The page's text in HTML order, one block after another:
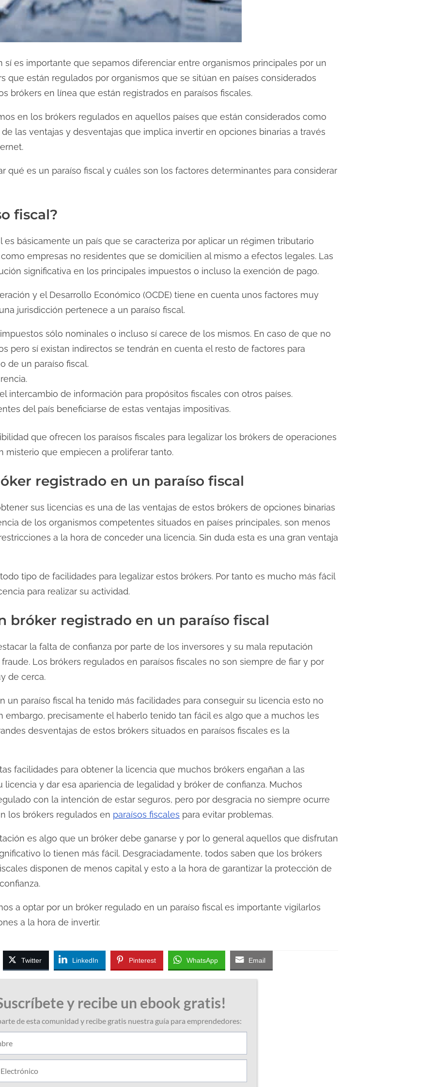
sí es importante que sepamos diferenciar entre organismos principales por un
que están regulados por organismos que se sitúan en países considerados
brókers en línea que están registrados en paraísos fiscales.
en los brókers regulados en aquellos países que están considerados como
las ventajas y desventajas que implica invertir en opciones binarias a través
qué es un paraíso fiscal y cuáles son los factores determinantes para considerar
fiscal?
es básicamente un país que se caracteriza por aplicar un régimen tributario
empresas no residentes que se domicilien al mismo a efectos legales. Las
significativa en los principales impuestos o incluso la exención de pago.
y el Desarrollo Económico (OCDE) tiene en cuenta unos factores muy
jurisdicción pertenece a un paraíso fiscal.
sólo nominales o incluso sí carece de los mismos. En caso de que no
pero sí existan indirectos se tendrán en cuenta el resto de factores para
de un paraíso fiscal.
intercambio de información para propósitos fiscales con otros países.
del país beneficiarse de estas ventajas impositivas.
que ofrecen los paraísos fiscales para legalizar los brókers de operaciones
misterio que empiecen a proliferar tanto.
registrado en un paraíso fiscal
sus licencias es una de las ventajas de estos brókers de opciones binarias
de los organismos competentes situados en países principales, son menos
a la hora de conceder una licencia. Sin duda esta es una gran ventaja
tipo de facilidades para legalizar estos brókers. Por tanto es mucho más fácil
para realizar su actividad.
bróker registrado en un paraíso fiscal
la falta de confianza por parte de los inversores y su mala reputación
Los brókers regulados en paraísos fiscales no son siempre de fiar y por
de cerca.
un paraíso fiscal ha tenido más facilidades para conseguir su licencia esto no
embargo, precisamente el haberlo tenido tan fácil es algo que a muchos les
desventajas de estos brókers situados en paraísos fiscales es la
facilidades para obtener la licencia que muchos brókers engañan a las
licencia y dar esa apariencia de legalidad y bróker de confianza. Muchos
con la intención de estar seguros, pero por desgracia no siempre ocurre
los brókers regulados en paraísos fiscales para evitar problemas.
es algo que un bróker debe ganarse y por lo general aquellos que disfrutan
lo tienen más fácil. Desgraciadamente, todos saben que los brókers
disponen de menos capital y esto a la hora de garantizar la protección de
a optar por un bróker regulado en un paraíso fiscal es importante vigilarlos
a la hora de invertir.
Twitter LinkedIn Pinterest WhatsApp Email